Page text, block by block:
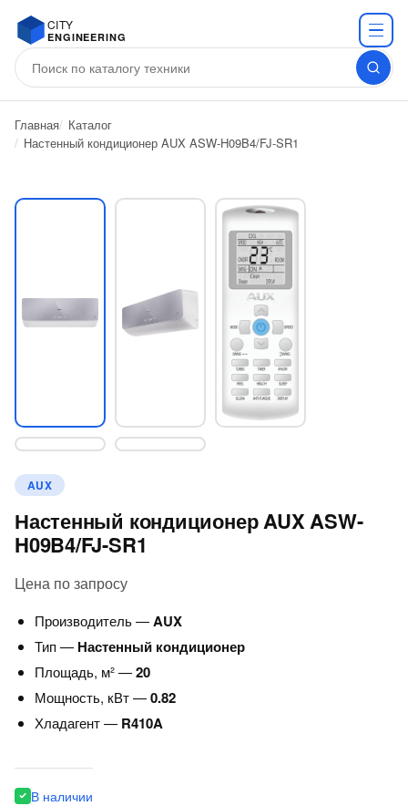
CITY
ENGINEERING
Главная Каталог
Настенный кондиционер AUX ASW-H09B4/FJ-SR1
AUX
Настенный кондиционер AUX ASW-
H09B4/FJ-SR1
Цена по запросу
Производитель —AUX
Тип — Настенный кондиционер
Площадь, м² —20
Мощность, кВт —0.82
Хладагент — R410A
В наличии